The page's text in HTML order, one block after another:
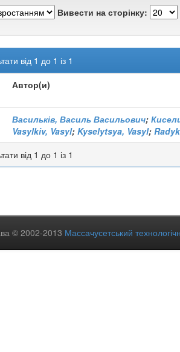
Вивести на сторінку:
від 1 до 1 із 1
Автор(и)
Васильків, Василь Васильович;
Vasylkiv, Vasyl; Kyselytsya, Vasyl;
від 1 до 1 із 1
© 2002-2013 Массачусетський